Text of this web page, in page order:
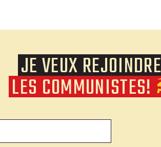
JE VEUX REJOINDRE
LES COMMUNISTES!